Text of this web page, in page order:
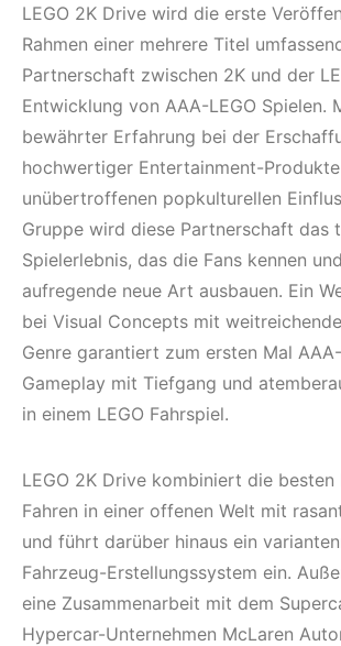
LEGO 2K Drive wird die erste
Rahmen einer mehrere Titel
Partnerschaft zwischen 2K und der
Entwicklung von AAA-LEGO Spielen.
bewährter Erfahrung bei der
hochwertiger Entertainment-
unübertroffenen popkulturellen
Gruppe wird diese Partnerschaft das
Spielerlebnis, das die Fans kennen
aufregende neue Art ausbauen. Ein
bei Visual Concepts mit
Genre garantiert zum ersten Mal
Gameplay mit Tiefgang und
in einem LEGO Fahrspiel.
LEGO 2K Drive kombiniert die besten
Fahren in einer offenen Welt mit
und führt darüber hinaus ein
Fahrzeug-Erstellungssystem ein.
eine Zusammenarbeit mit dem
Hypercar-Unternehmen McLaren